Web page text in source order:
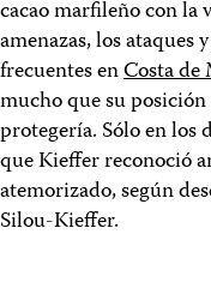
cacao marfileño con la
amenazas, los ataques
frecuentes enCosta
mucho que su
protegería. Sólo en los
que Kieffer reconoció
atemorizado, según
Silou-Kieffer.